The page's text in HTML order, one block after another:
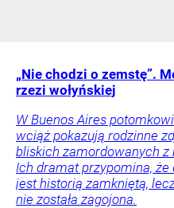
„Nie chodzi o zemstę”.
rzezi wołyńskiej
W Buenos Aires
wciąż pokazują rodzinne
bliskich zamordowanych z
Ich dramat przypomina, że
jest historią zamkniętą,
nie została zagojona.